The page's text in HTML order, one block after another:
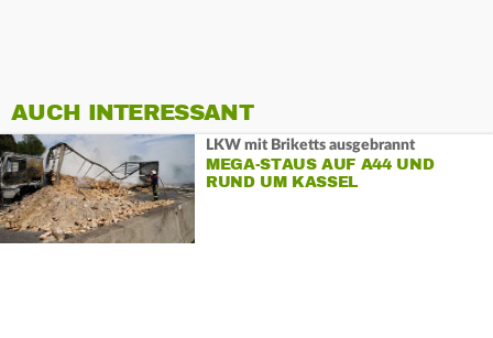
AUCH INTERESSANT
LKW mit Briketts ausgebrannt
MEGA-STAUS AUF A44 UND
RUND UM KASSEL